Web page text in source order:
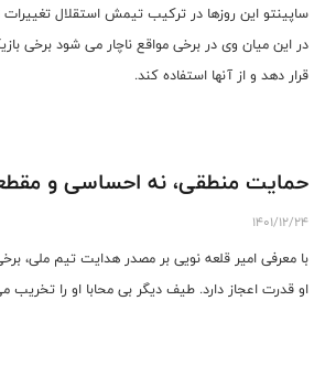
ساپینتو این روزها در ترکیب تیمش استقلال تغییرات
در این میان وی در برخی مواقع ناچار می شود برخی
قرار دهد و از آنها استفاده کند.
حمایت منطقی، نه احساسی و
1401/12/24
با معرفی امیر قلعه نویی بر مصدر هدایت تیم ملی،
او قدرت اعجاز دارد. طیف دیگر بی محابا او را تخریب